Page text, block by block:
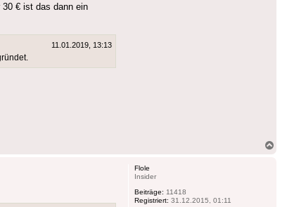
€ ist das dann ein
11.01.2019, 13:13
Flole
Insider
Beiträge: 11418
Registriert: 31.12.2015, 01:11